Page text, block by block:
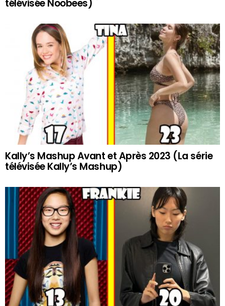
télévisée Noobees)
Kally’s Mashup Avant et Après 2023 (La série
télévisée Kally’s Mashup)